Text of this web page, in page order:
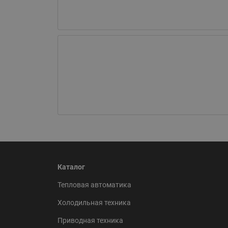
Каталог
Тепловая автоматика
Холодильная техника
Приводная техника